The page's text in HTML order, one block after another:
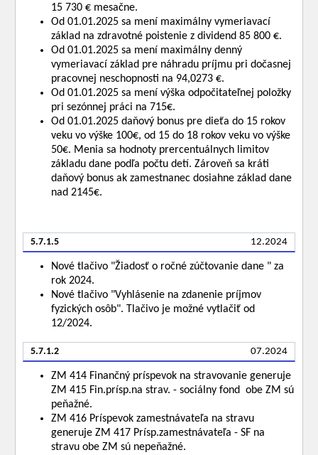
15 730 € mesačne.
Od 01.01.2025 sa mení maximálny vymeriavací
základ na zdravotné poistenie z dividend 85 800 €.
Od 01.01.2025 sa mení maximálny denný
vymeriavací základ pre náhradu príjmu pri dočasnej
pracovnej neschopnosti na 94,0273 €.
Od 01.01.2025 sa mení výška odpočitateľnej položky
pri sezónnej práci na 715€.
Od 01.01.2025 daňový bonus pre dieťa do 15 rokov
veku vo výške 100€, od 15 do 18 rokov veku vo výške
50€. Menia sa hodnoty prercentuálnych limitov
základu dane podľa počtu detí. Zároveň sa kráti
daňový bonus ak zamestnanec dosiahne základ dane
nad 2145€.
5.7.1.5 12.2024
Nové tlačivo "Žiadosť o ročné zúčtovanie dane " za
rok 2024.
Nové tlačivo "Vyhlásenie na zdanenie príjmov
fyzických osôb". Tlačivo je možné vytlačiť od
12/2024.
5.7.1.2 07.2024
ZM 414 Finančný príspevok na stravovanie generuje
ZM 415 Fin.prísp.na strav. - sociálny fond obe ZM sú
peňažné.
ZM 416 Príspevok zamestnávateľa na stravu
generuje ZM 417 Prísp.zamestnávateľa - SF na
stravu obe ZM sú nepeňažné.